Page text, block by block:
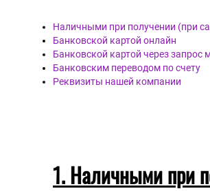
Наличными при получении (при
Банковской картой онлайн
Банковской картой через запрос
Банковским переводом по счету
Реквизиты нашей компании
1. Наличными при